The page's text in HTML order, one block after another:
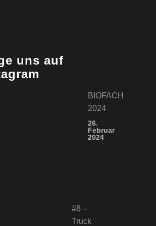
BIOFACH
2024
26.
Februar
2024
#6 –
Truck
uns auf